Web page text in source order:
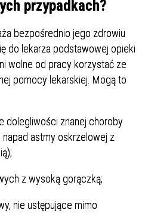
przypadkach?
bezpośrednio jego zdrowiu
do lekarza podstawowej opieki
wolne od pracy korzystać ze
pomocy lekarskiej. Mogą to
dolegliwości znanej choroby
napad astmy oskrzelowej z
z wysoką gorączką;
nie ustępujące mimo